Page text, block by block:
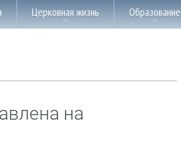
Церковная жизнь Образование
на